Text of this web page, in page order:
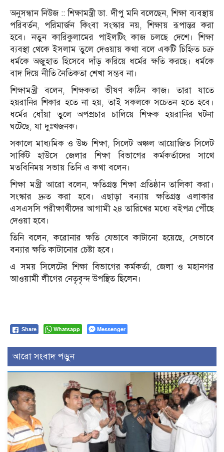
অনুসন্ধান নিউজ :: শিক্ষামন্ত্রী ডা. দীপু মনি বলেছেন, শিক্ষা ব্যবস্থায়
পরিবর্তন, পরিমার্জন কিংবা সংস্কার নয়, শিক্ষায় রূপান্তর করা
হবে। নতুন কারিকুলামের পাইলটিং কাজ চলছে দেশে। শিক্ষা
ব্যবস্থা থেকে ইসলাম তুলে দেওয়ায় কথা বলে একটি চিহ্নিত চক্র
ধর্মকে অজুহাত হিসেবে দাঁড় করিয়ে ধর্মের ক্ষতি করছে। ধর্মকে
বাদ দিয়ে নীতি নৈতিকতা শেখা সম্ভব না।
শিক্ষামন্ত্রী বলেন, শিক্ষকতা ভীষণ কঠিন কাজ। তারা যাতে
হয়রানির শিকার হতে না হয়, তাই সকলকে সচেতন হতে হবে।
ধর্মের ধোঁয়া তুলে অপপ্রচার চালিয়ে শিক্ষক হয়রানির ঘটনা
ঘটেছে, যা দুঃখজনক।
সকালে মাধ্যমিক ও উচ্চ শিক্ষা, সিলেট অঞ্চল আয়োজিত সিলেট
সার্কিট হাউসে জেলার শিক্ষা বিভাগের কর্মকর্তাদের সাথে
মতবিনিময় সভায় তিনি এ কথা বলেন।
শিক্ষা মন্ত্রী আরো বলেন, ক্ষতিগ্রস্ত শিক্ষা প্রতিষ্ঠান তালিকা করা।
সংস্কার দ্রুত করা হবে। এছাড়া বন্যায় ক্ষতিগ্রস্ত এলাকার
এসএসসি পরীক্ষার্থীদের আগামী ২৪ তারিখের মধ্যে বইপত্র পৌঁছে
দেওয়া হবে।
তিনি বলেন, করোনার ক্ষতি যেভাবে কাটানো হয়েছে, সেভাবে
বন্যার ক্ষতি কাটানোর চেষ্টা হবে।
এ সময় সিলেটের শিক্ষা বিভাগের কর্মকর্তা, জেলা ও মহানগর
আওয়ামী লীগের নেতৃবৃন্দ উপস্থিত ছিলেন।
Share Whatsapp Messenger
আরো সংবাদ পড়ুন